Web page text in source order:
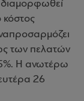
κόστος
των πελατών
Η ανωτέρω
26